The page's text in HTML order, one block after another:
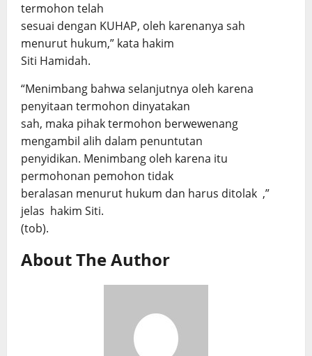
termohon telah
sesuai dengan KUHAP, oleh karenanya sah
menurut hukum,” kata hakim
Siti Hamidah.
“Menimbang bahwa selanjutnya oleh karena
penyitaan termohon dinyatakan
sah, maka pihak termohon berwewenang
mengambil alih dalam penuntutan
penyidikan. Menimbang oleh karena itu
permohonan pemohon tidak
beralasan menurut hukum dan harus ditolak ,”
jelas hakim Siti.
(tob).
About The Author